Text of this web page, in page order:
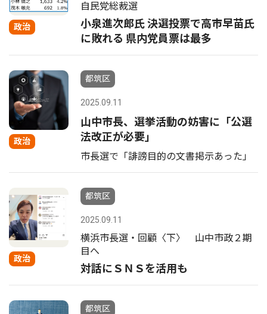
政治
自民党総裁選
小泉進次郎氏 決選投票で高市早苗氏
に敗れる 県内党員票は最多
政治
都筑区
2025.09.11
山中市長、選挙活動の妨害に「公選
法改正が必要」
市長選で「誹謗目的の文書掲示あった」
政治
都筑区
2025.09.11
横浜市長選・回顧〈下〉 山中市政２期
目へ
対話にＳＮＳを活用も
都筑区